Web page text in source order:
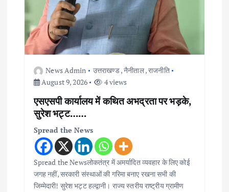
News Admin उत्तराखण्ड,नैनीताल,राजनीति
August 9, 2026
4 views
एसएसपी कार्यालय में कथित अभद्रता पर भड़के,
सुरेश भट्ट……
Spread the News
Spread the Newsलोकतंत्र में अमर्यादित व्यवहार के लिए कोई
जगह नहीं, सरकारी संस्थाओं की गरिमा बनाए रखना सभी की
जिम्मेदारी! सुरेश भट्ट हल्द्वानी। राज्य स्तरीय राष्ट्रीय ग्रामीण